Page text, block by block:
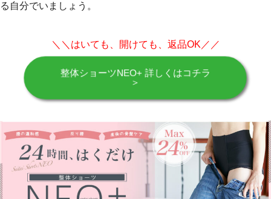
る自分でいましょう。
＼＼はいても、開けても、返品OK／／
整体ショーツNEO+ 詳しくはコチラ
＞